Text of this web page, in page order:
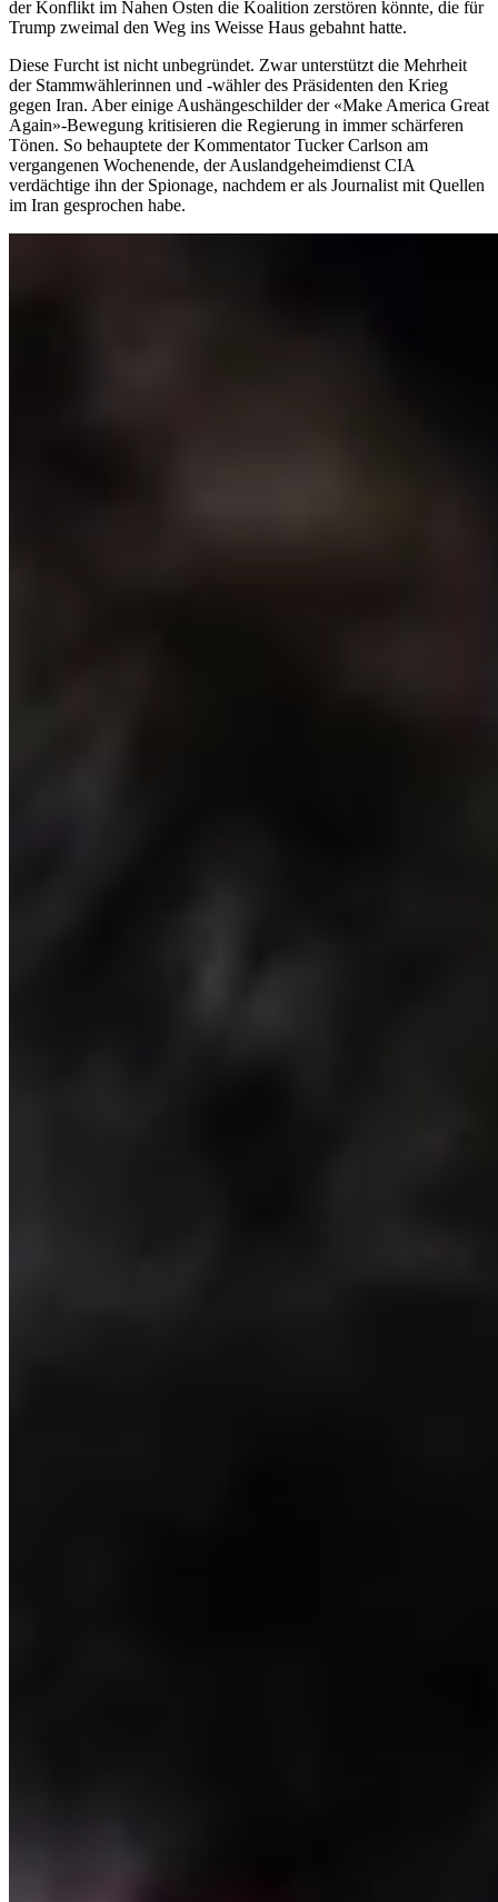
der Konflikt im Nahen Osten die Koalition zerstören könnte, die für
Trump zweimal den Weg ins Weisse Haus gebahnt hatte.
Diese Furcht ist nicht unbegründet. Zwar unterstützt die Mehrheit
der Stammwählerinnen und -wähler des Präsidenten den Krieg
gegen Iran. Aber einige Aushängeschilder der «Make America Great
Again»-Bewegung kritisieren die Regierung in immer schärferen
Tönen. So behauptete der Kommentator Tucker Carlson am
vergangenen Wochenende, der Auslandgeheimdienst CIA
verdächtige ihn der Spionage, nachdem er als Journalist mit Quellen
im Iran gesprochen habe.